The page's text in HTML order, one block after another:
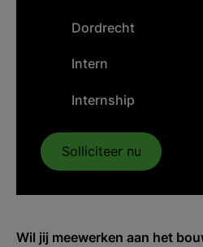
Dordrecht
Intern
Internship
Solliciteer nu
Wil jij meewerken aan het